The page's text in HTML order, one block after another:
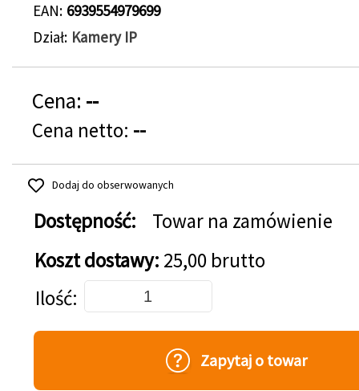
EAN 6939554979699
Dział Kamery IP
Cena: --
Cena netto: --
Dodaj do obserwowanych
Dostępność:
Towar na zamówienie
Koszt dostawy: 25,00 brutto
Dodaj do koszyka
Ilość
Zapytaj o towar